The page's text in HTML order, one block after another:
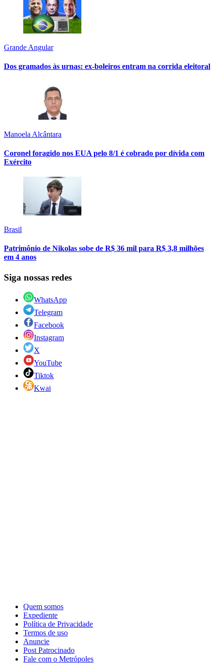
Grande Angular
Dos gramados às urnas: ex-boleiros entram na corrida eleitoral
Manoela Alcântara
Coronel foragido nos EUA pelo 8/1 é cobrado por dívida com
Exército
Brasil
Patrimônio de Nikolas sobe de R$ 36 mil para R$ 3,8 milhões
em 4 anos
Siga nossas redes
WhatsApp
Telegram
Facebook
Instagram
X
YouTube
Tiktok
Kwai
Quem somos
Expediente
Política de Privacidade
Termos de uso
Anuncie
Post Patrocinado
Fale com o Metrópoles